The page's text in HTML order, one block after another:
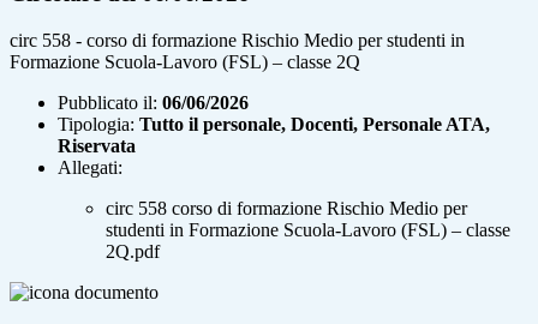
circ 558 - corso di formazione Rischio Medio per studenti in
Formazione Scuola-Lavoro (FSL) – classe 2Q
Pubblicato il: 06/06/2026
Tipologia: Tutto il personale, Docenti, Personale ATA,
Riservata
Allegati:
circ 558 corso di formazione Rischio Medio per
studenti in Formazione Scuola-Lavoro (FSL) – classe
2Q.pdf